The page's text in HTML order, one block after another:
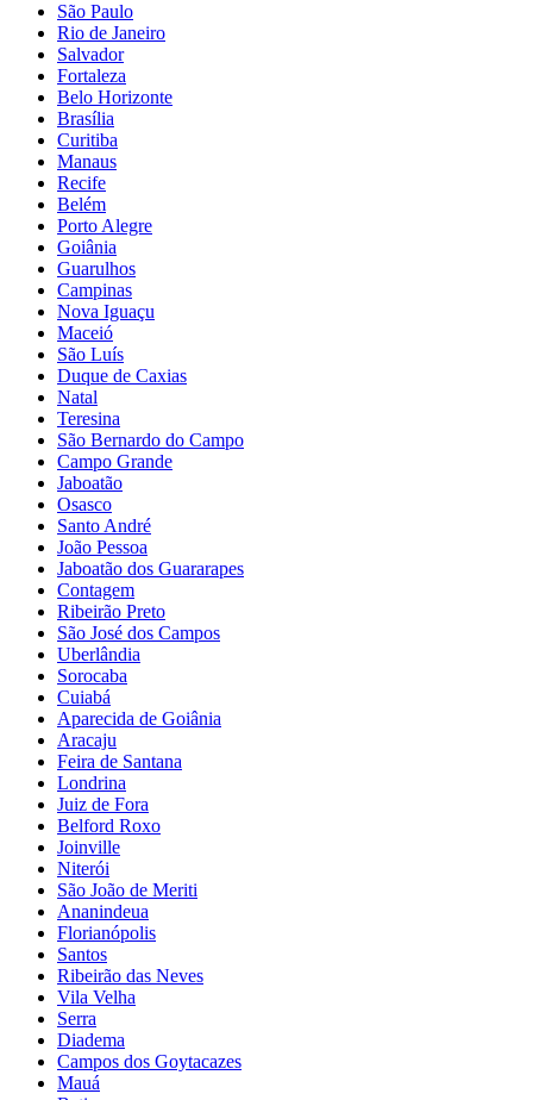
São Paulo
Rio de Janeiro
Salvador
Fortaleza
Belo Horizonte
Brasília
Curitiba
Manaus
Recife
Belém
Porto Alegre
Goiânia
Guarulhos
Campinas
Nova Iguaçu
Maceió
São Luís
Duque de Caxias
Natal
Teresina
São Bernardo do Campo
Campo Grande
Jaboatão
Osasco
Santo André
João Pessoa
Jaboatão dos Guararapes
Contagem
Ribeirão Preto
São José dos Campos
Uberlândia
Sorocaba
Cuiabá
Aparecida de Goiânia
Aracaju
Feira de Santana
Londrina
Juiz de Fora
Belford Roxo
Joinville
Niterói
São João de Meriti
Ananindeua
Florianópolis
Santos
Ribeirão das Neves
Vila Velha
Serra
Diadema
Campos dos Goytacazes
Mauá